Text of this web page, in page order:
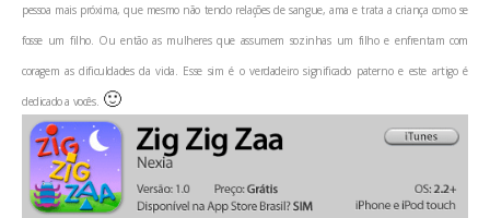
pessoa mais próxima, que mesmo não tendo relações de sangue, ama e trata a criança como se
fosse um filho. Ou então as mulheres que assumem sozinhas um filho e enfrentam com
coragem as dificuldades da vida. Esse sim é o verdadeiro significado paterno e este artigo é
dedicado a vocês. 🙂